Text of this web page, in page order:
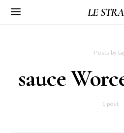
LE
Posts by
sauce
1 post